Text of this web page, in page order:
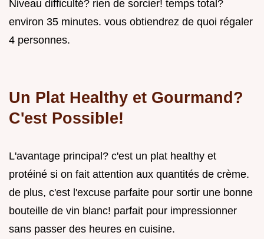
Niveau difficulté? rien de sorcier! temps total?
environ 35 minutes. vous obtiendrez de quoi régaler
4 personnes.
Un Plat Healthy et Gourmand?
C'est Possible!
L'avantage principal? c'est un plat healthy et
protéiné si on fait attention aux quantités de crème.
de plus, c'est l'excuse parfaite pour sortir une bonne
bouteille de vin blanc! parfait pour impressionner
sans passer des heures en cuisine.